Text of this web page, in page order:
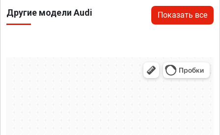
Другие модели Audi Показать все